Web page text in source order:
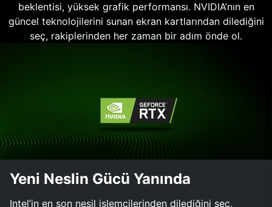
beklentisi, yüksek grafik performansı. NVIDIA’nın en
güncel teknolojilerini sunan ekran kartlarından dilediğini
seç, rakiplerinden her zaman bir adım önde ol.
Yeni Neslin Gücü Yanında
Intel’in en son nesil işlemcilerinden dilediğini seç,